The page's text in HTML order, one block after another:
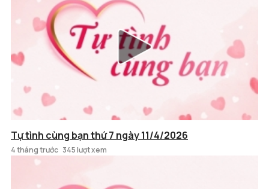
Tự tình cùng bạn thứ 7 ngày 11/4/2026
4 tháng trước 345 lượt xem